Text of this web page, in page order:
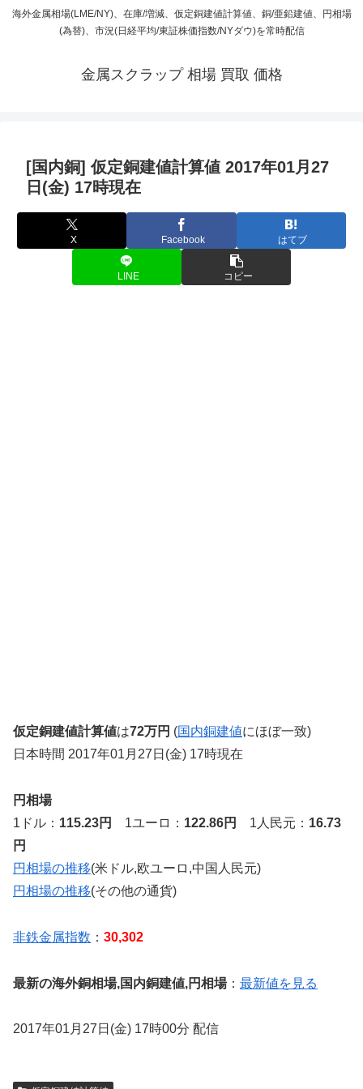
海外金属相場(LME/NY)、在庫/増減、仮定銅建値計算値、銅/亜鉛建値、円相場
(為替)、市況(日経平均/東証株価指数/NYダウ)を常時配信
金属スクラップ 相場 買取 価格
[国内銅] 仮定銅建値計算値 2017年01月27
日(金) 17時現在
X Facebook はてブ
LINE コピー
仮定銅建値計算値は72万円 (国内銅建値にほぼ一致)
日本時間 2017年01月27日(金) 17時現在
円相場
1ドル： 115.23円 1ユーロ： 122.86円 1人民元： 16.73
円
円相場の推移(米ドル,欧ユーロ,中国人民元)
円相場の推移(その他の通貨)
非鉄金属指数 ： 30,302
最新の海外銅相場,国内銅建値,円相場： 最新値を見る
2017年01月27日(金) 17時00分 配信